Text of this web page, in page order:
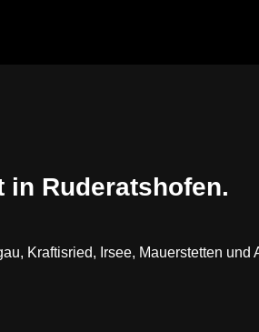
in Ruderatshofen.
Kraftisried, Irsee, Mauerstetten und